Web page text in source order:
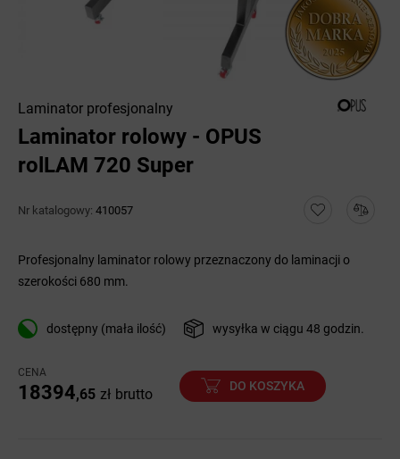
Laminator profesjonalny
Laminator rolowy - OPUS
rolLAM 720 Super
Nr katalogowy: 410057
Profesjonalny laminator rolowy przeznaczony do laminacji o
szerokości 680 mm.
dostępny (mała ilość) wysyłka w ciągu 48 godzin.
CENA
18394,65 zł brutto
DO KOSZYKA